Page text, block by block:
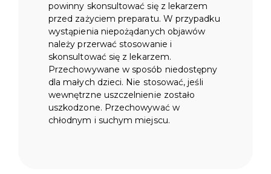
powinny skonsultować się z lekarzem
przed zażyciem preparatu. W przypadku
wystąpienia niepożądanych objawów
należy przerwać stosowanie i
skonsultować się z lekarzem.
Przechowywane w sposób niedostępny
dla małych dzieci. Nie stosować, jeśli
wewnętrzne uszczelnienie zostało
uszkodzone. Przechowywać w
chłodnym i suchym miejscu.